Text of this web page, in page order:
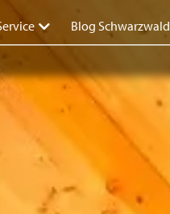
Blog Schwarzwald